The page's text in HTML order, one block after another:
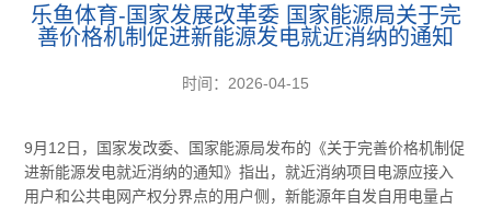
乐鱼体育-国家发展改革委 国家能源局关于完
善价格机制促进新能源发电就近消纳的通知
时间：2026-04-15
9月12日，国家发改委、国家能源局发布的《关于完善价格机制促
进新能源发电就近消纳的通知》指出，就近消纳项目电源应接入
用户和公共电网产权分界点的用户侧，新能源年自发自用电量占